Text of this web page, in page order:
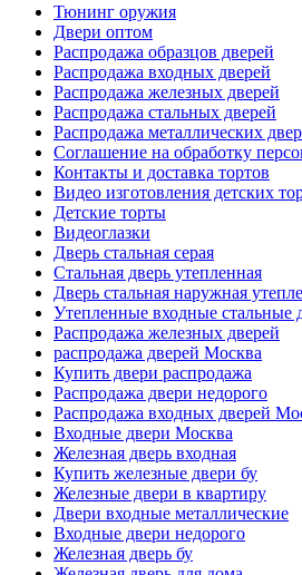
Тюнинг оружия
Двери оптом
Распродажа образцов дверей
Распродажа входных дверей
Распродажа железных дверей
Распродажа стальных дверей
Распродажа металлических
Соглашение на обработку
Контакты и доставка тортов
Видео изготовления детских
Детские торты
Видеоглазки
Дверь стальная серая
Стальная дверь утепленная
Дверь стальная наружная
Утепленные входные стальные
Распродажа железных дверей
распродажа дверей Москва
Купить двери распродажа
Распродажа двери недорого
Распродажа входных дверей
Входные двери Москва
Железная дверь входная
Купить железные двери бу
Железные двери в квартиру
Двери входные металлические
Входные двери недорого
Железная дверь бу